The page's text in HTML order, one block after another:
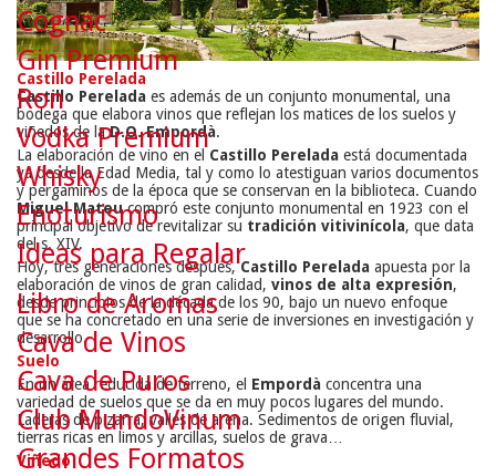
Castillo Perelada
Castillo Perelada es además de un conjunto monumental, una
bodega que elabora vinos que reflejan los matices de los suelos y
viñedos de laD.O. Empordà.
La elaboración de vino en el Castillo Perelada está documentada
ya desde la Edad Media, tal y como lo atestiguan varios documentos
y pergaminos de la época que se conservan en la biblioteca. Cuando
Miguel Mateucompró este conjunto monumental en 1923 con el
principal objetivo de revitalizar su tradición vitivinícola, que data
del s. XIV.
Hoy, tres generaciones después,Castillo Perelada apuesta por la
elaboración de vinos de gran calidad, vinos de alta expresión,
desde principios de la década de los 90, bajo un nuevo enfoque
que se ha concretado en una serie de inversiones en investigación y
desarrollo.
Suelo
En un área reducida de terreno, el Empordà concentra una
variedad de suelos que se da en muy pocos lugares del mundo.
Laderas de pizarra, valles de arena. Sedimentos de origen fluvial,
tierras ricas en limos y arcillas, suelos de grava…
Viñedo
Cognac
Gin Premium
Ron
Vodka Premium
Whisky
Enoturismo
Ideas para Regalar
Libro de Aromas
Cava de Vinos
Cava de Puros
Club MundoVinum
Grandes Formatos